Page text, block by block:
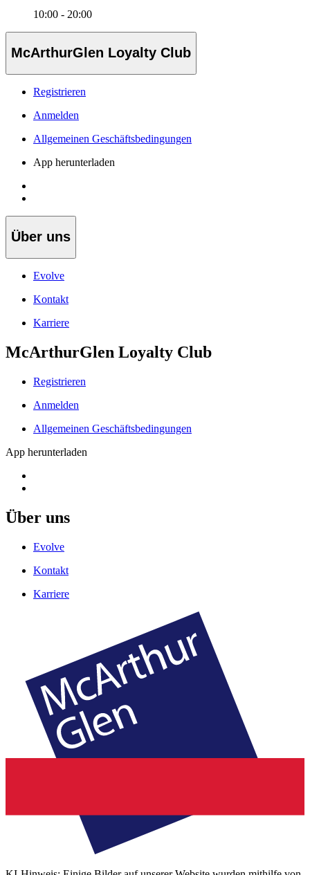
10:00 - 20:00
McArthurGlen Loyalty Club
Registrieren
Anmelden
Allgemeinen Geschäftsbedingungen
App herunterladen
Über uns
Evolve
Kontakt
Karriere
McArthurGlen Loyalty Club
Registrieren
Anmelden
Allgemeinen Geschäftsbedingungen
App herunterladen
Über uns
Evolve
Kontakt
Karriere